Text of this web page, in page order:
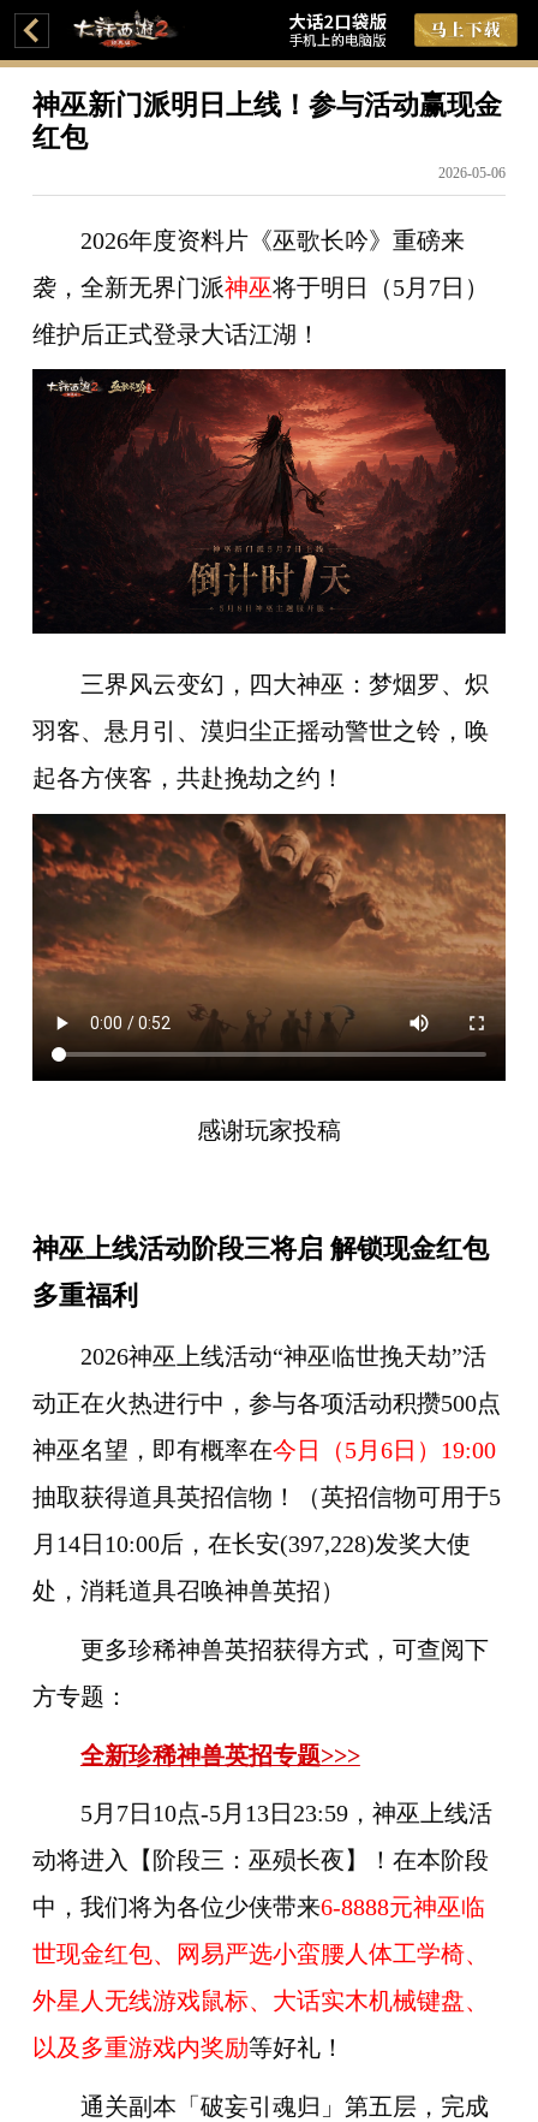
神巫新门派明日上线！参与活动赢现金
红包
2026-05-06
2026年度资料片《巫歌长吟》重磅来
袭， 全新无界门派神巫将于明日（5月7日 ）
维护后正式登录大话江湖 ！
三界风云变幻，四大神巫：梦烟罗、炽
羽客、悬月引、漠归尘正摇动警世之铃，唤
起各方侠客，共赴挽劫之约 ！
感谢玩家投稿
神巫上线活动阶段三将启 解锁现金红包
多重福利
2026神巫上线活动“神巫临世挽天劫”活
动正在火热进行中，参与各项活动积攒500点
神巫名望，即有概率在今日（5月6日）19:00
抽取获得道具英招信物！（英招信物可用于5
月14日10:00后，在长安(397,228)发奖大使
处，消耗道具召唤神兽英招）
更多珍稀神兽英招获得方式，可查阅下
方专题：
全新珍稀神兽英招专题>>>
5月7日10点-5月13日23:59，神巫上线活
动将进入【阶段三：巫殒长夜】！在本阶段
中，我们将为各位少侠带来6-8888元神巫临
世现金红包、网易严选小蛮腰人体工学椅、
外星人无线游戏鼠标、大话实木机械键盘、
以及多重游戏内奖励等好礼！
通关副本「破妄引魂归」第五层，完成